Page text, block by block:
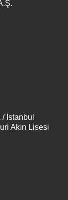
İstanbul
Akın Lisesi